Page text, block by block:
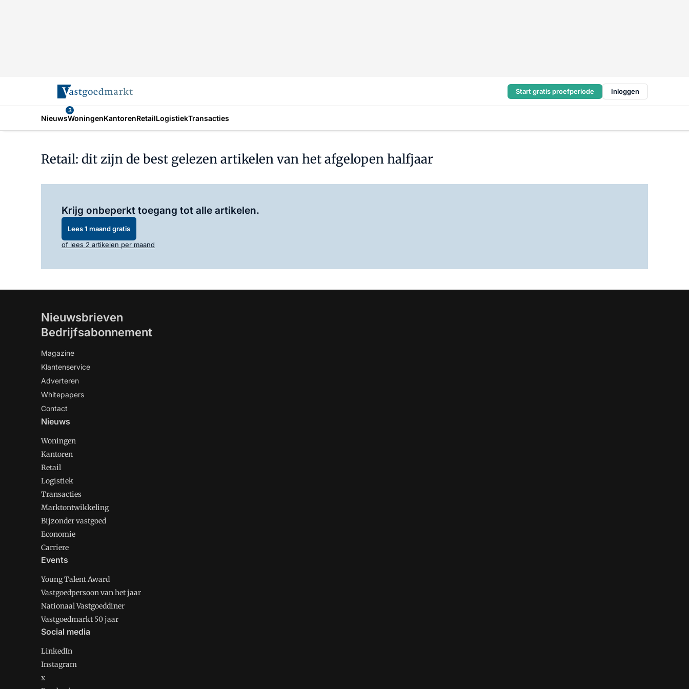
Start gratis proefperiode Inloggen
Nieuws
3
WoningenKantorenRetailLogistiekTransacties
Retail: dit zijn de best gelezen artikelen van het afgelopen halfjaar
Krijg onbeperkt toegang tot alle artikelen.
Lees 1 maand gratis
of lees 2 artikelen per maand
Nieuwsbrieven
Bedrijfsabonnement
Magazine
Klantenservice
Adverteren
Whitepapers
Contact
Nieuws
Woningen
Kantoren
Retail
Logistiek
Transacties
Marktontwikkeling
Bijzonder vastgoed
Economie
Carriere
Events
Young Talent Award
Vastgoedpersoon van het jaar
Nationaal Vastgoeddiner
Vastgoedmarkt 50 jaar
Social media
LinkedIn
Instagram
x